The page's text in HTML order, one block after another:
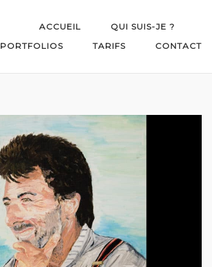
ACCUEIL
QUI SUIS-JE ?
PORTFOLIOS
TARIFS CONTACT